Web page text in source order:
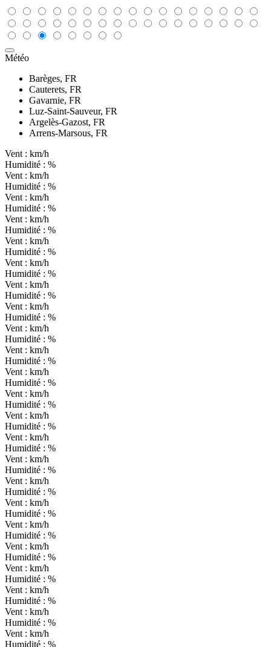
Météo
Barèges, FR
Cauterets, FR
Gavarnie, FR
Luz-Saint-Sauveur, FR
Argelès-Gazost, FR
Arrens-Marsous, FR
Vent : km/h
Humidité : %
Vent : km/h
Humidité : %
Vent : km/h
Humidité : %
Vent : km/h
Humidité : %
Vent : km/h
Humidité : %
Vent : km/h
Humidité : %
Vent : km/h
Humidité : %
Vent : km/h
Humidité : %
Vent : km/h
Humidité : %
Vent : km/h
Humidité : %
Vent : km/h
Humidité : %
Vent : km/h
Humidité : %
Vent : km/h
Humidité : %
Vent : km/h
Humidité : %
Vent : km/h
Humidité : %
Vent : km/h
Humidité : %
Vent : km/h
Humidité : %
Vent : km/h
Humidité : %
Vent : km/h
Humidité : %
Vent : km/h
Humidité : %
Vent : km/h
Humidité : %
Vent : km/h
Humidité : %
Vent : km/h
Humidité : %